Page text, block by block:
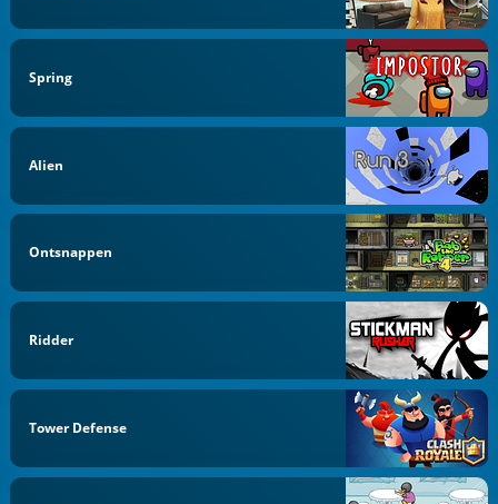
Spring
Alien
Ontsnappen
Ridder
Tower Defense